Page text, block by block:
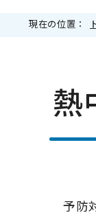
現在の位置：
熱
予防